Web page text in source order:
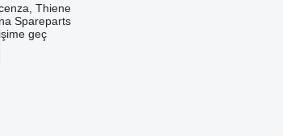
Thiene
Spareparts
geç